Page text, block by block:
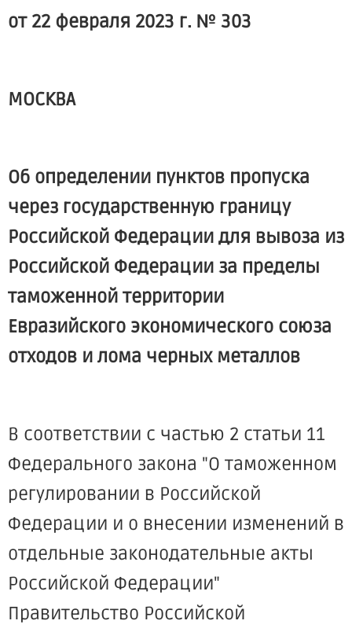
от 22 февраля 2023 г. № 303
МОСКВА
Об определении пунктов пропуска
через государственную границу
Российской Федерации для вывоза из
Российской Федерации за пределы
таможенной территории
Евразийского экономического союза
отходов и лома черных металлов
В соответствии с частью 2 статьи 11
Федерального закона "О таможенном
регулировании в Российской
Федерации и о внесении изменений в
отдельные законодательные акты
Российской Федерации"
Правительство Российской